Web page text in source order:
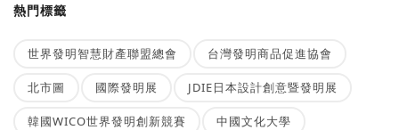
熱門標籤
世界發明智慧財產聯盟總會 台灣發明商品促進協會
北市圖 國際發明展 JDIE日本設計創意暨發明展
韓國WICO世界發明創新競賽 中國文化大學